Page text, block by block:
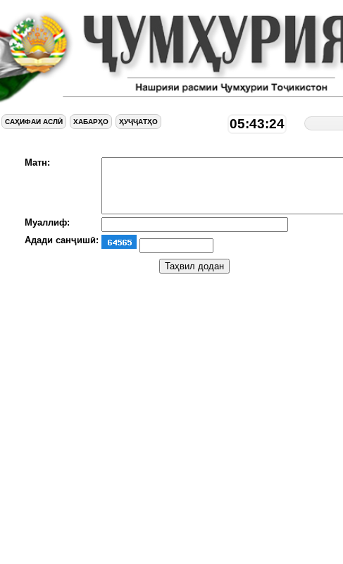
САҲИФАИ АСЛӢ ХАБАРҲО ҲУҶҶАТҲО 05:43:25
Матн:
Муаллиф:
Адади санҷишӣ: